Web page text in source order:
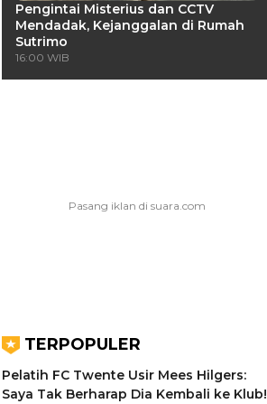
Pengintai Misterius dan CCTV
Mendadak, Kejanggalan di Rumah
Sutrimo
16:00 WIB
TERPOPULER
Pelatih FC Twente Usir Mees Hilgers:
Saya Tak Berharap Dia Kembali ke Klub!